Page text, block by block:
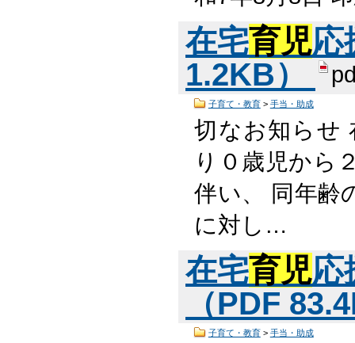
在宅育児応
1.2KB）
子育て・教育> 手当・助成
切なお知らせ
り０歳児から
伴い、 同年齢
に対し…
在宅育児応
（PDF
子育て・教育> 手当・助成